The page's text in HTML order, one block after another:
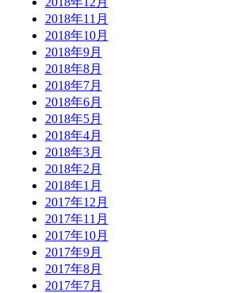
2018年11月
2018年10月
2018年9月
2018年8月
2018年7月
2018年6月
2018年5月
2018年4月
2018年3月
2018年2月
2018年1月
2017年12月
2017年11月
2017年10月
2017年9月
2017年8月
2017年7月